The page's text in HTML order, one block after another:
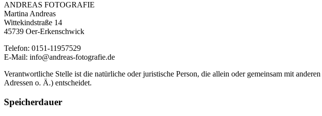
ANDREAS FOTOGRAFIE
Martina Andreas
Wittekindstraße 14
45739 Oer-Erkenschwick
Telefon: 0151-11957529
E-Mail: info@andreas-fotografie.de
Verantwortliche Stelle ist die natürliche oder juristische Person, die allein oder gemeinsam mit
Adressen o. Ä.) entscheidet.
Speicherdauer